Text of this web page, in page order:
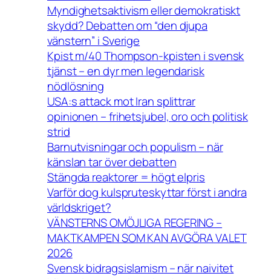
Myndighetsaktivism eller demokratiskt
skydd? Debatten om “den djupa
vänstern” i Sverige
Kpist m/40 Thompson-kpisten i svensk
tjänst – en dyr men legendarisk
nödlösning
USA:s attack mot Iran splittrar
opinionen – frihetsjubel, oro och politisk
strid
Barnutvisningar och populism – när
känslan tar över debatten
Stängda reaktorer = högt elpris
Varför dog kulspruteskyttar först i andra
världskriget?
VÄNSTERNS OMÖJLIGA REGERING –
MAKTKAMPEN SOM KAN AVGÖRA VALET
2026
Svensk bidragsislamism – när naivitet